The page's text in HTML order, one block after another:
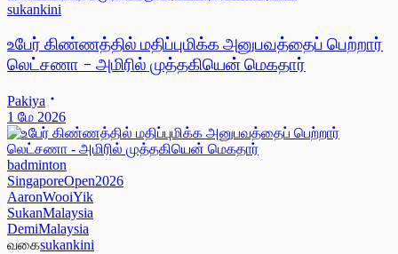
sukankini
உபேர் கிண்ணத்தில் மதிப்புமிக்க அனுபவத்தைப் பெற்றார்
லெட்சணா - அமிரில் முத்தகியென் மெகதார்
Pakiya
1 மே 2026
badminton
SingaporeOpen2026
AaronWooiYik
SukanMalaysia
DemiMalaysia
வகைsukankini